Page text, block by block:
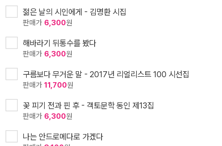
젊은 날의 시인에게 - 김명환 시집
판매가 6,300원
해바라기 뒤통수를 봤다
판매가 6,300원
구름보다 무거운 말 - 2017년 리얼리스트 100 시선집
판매가 11,700원
꽃 피기 전과 핀 후 - 객토문학 동인 제13집
판매가 6,300원
나는 안드로메다로 가겠다